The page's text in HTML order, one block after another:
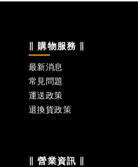
∥ 購物服務 ∥
最新消息
常見問題
運送政策
退換貨政策
∥ 營業資訊 ∥